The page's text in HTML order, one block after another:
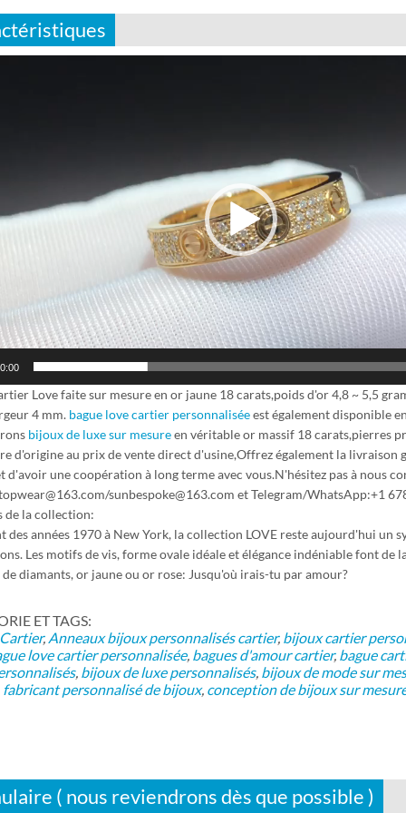
Love faite sur mesure en or jaune 18 carats,poids d'or 4,8 ~ 5,5
4 mm. bague love cartier personnaliséeest également disponible
bijoux de luxe sur mesureen véritable or massif 18 carats,pierres
d'origine au prix de vente direct d'usine,Offrez également la livraison
d'avoir une coopération à long terme avec vous.N'hésitez pas à nous
sunbespoke@163.com et Telegram/WhatsApp:+1
de la collection:
des années 1970 à New York, la collection LOVE reste aujourd'hui un
Les motifs de vis, forme ovale idéale et élégance indéniable font de
de diamants, or jaune ou or rose: Jusqu'où irais-tu par amour?
ET ​​TAGS:
, Anneaux bijoux personnalisés cartier, bijoux cartier
love cartier personnalisée, bagues d'amour cartier, bague
, bijoux de luxe personnalisés, bijoux de mode sur
fabricant personnalisé de bijoux, conception de bijoux sur
( nous reviendrons dès que possible )